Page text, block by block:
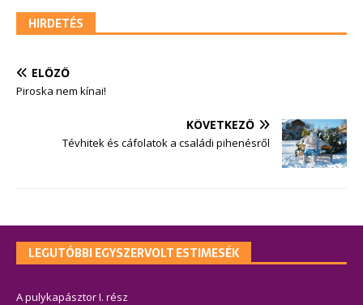
HIRDETÉS
ELŐZŐ
Piroska nem kínai!
KÖVETKEZŐ
Tévhitek és cáfolatok a családi pihenésről
LEGUTÓBBI EGYSZERVOLT ESTIMESÉK
A pulykapásztor I. rész